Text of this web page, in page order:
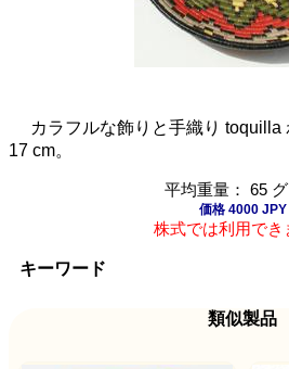
カラフルな飾りと手織り
17 cm。
平均重量： 65
価格 4000 JPY
株式では利用でき
キーワード
類似製品